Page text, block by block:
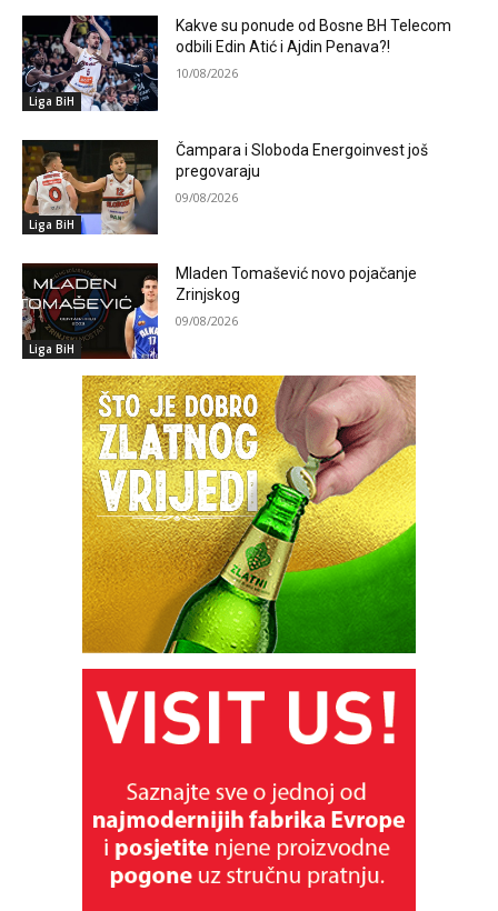
Liga BiH
Kakve su ponude od Bosne BH Telecom
odbili Edin Atić i Ajdin Penava?!
10/08/2026
Liga BiH
Čampara i Sloboda Energoinvest još
pregovaraju
09/08/2026
Liga BiH
Mladen Tomašević novo pojačanje
Zrinjskog
09/08/2026